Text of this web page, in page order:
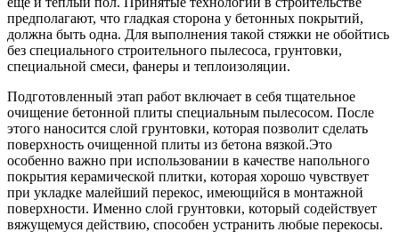
предполагают, что гладкая сторона у бетонных покрытий,
должна быть одна. Для выполнения такой стяжки не обойтись
без специального строительного пылесоса, грунтовки,
специальной смеси, фанеры и теплоизоляции.
Подготовленный этап работ включает в себя тщательное
очищение бетонной плиты специальным пылесосом. После
этого наносится слой грунтовки, которая позволит сделать
поверхность очищенной плиты из бетона вязкой.Это
особенно важно при использовании в качестве напольного
покрытия керамической плитки, которая хорошо чувствует
при укладке малейший перекос, имеющийся в монтажной
поверхности. Именно слой грунтовки, который содействует
вяжущемуся действию, способен устранить любые перекосы.